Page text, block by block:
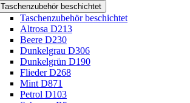
Taschenzubehör beschichtet
Taschenzubehör beschichtet
Altrosa D213
Beere D230
Dunkelgrau D306
Dunkelgrün D190
Flieder D268
Mint D871
Petrol D103